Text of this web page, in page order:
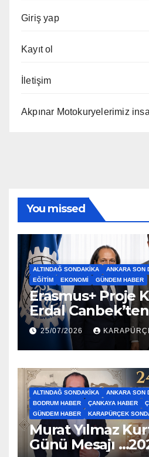
Giriş yap
Kayıt ol
İletişim
Akpınar Motokuryelerimiz
You missed
ALTINDAĞ SONDAKIKA
ANKARA SON
EĞITIM
EKONOMI GÜNDEM HABER
Erasmus+ Proje
Erdal Canbek’ten
Ziyaret…2026
25/07/2026
ALTINDAĞ SONDAKIKA
ANKARA SON
BODRUM HABER
ÇANKAYA HABER
GÜNDEM HABER
KARAPÜRÇEK
Murat Yılmaz
Günü Mesajı